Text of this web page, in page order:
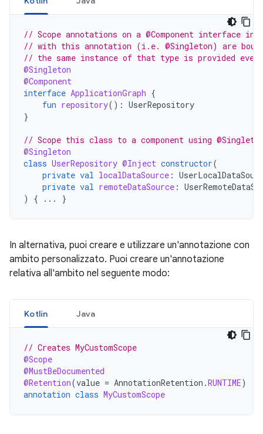
// Scope annotations on a @Component interface
// with this annotation (i.e. @Singleton) are
// the same instance of that type is provided
@Singleton
@Component
interface ApplicationGraph {
fun repository(): UserRepository
}
// Scope this class to a component using
@Singleton
class UserRepository @Inject constructor(
private val localDataSource :
private val remoteDataSource :
)
{ ... }
In alternativa, puoi creare e utilizzare un'annotazione con
ambito personalizzato. Puoi creare un'annotazione
relativa all'ambito nel seguente modo:
Kotlin Java
// Creates MyCustomScope
@Scope
@MustBeDocumented
@Retention(value = AnnotationRetention .RUNTIME)
annotation class MyCustomScope